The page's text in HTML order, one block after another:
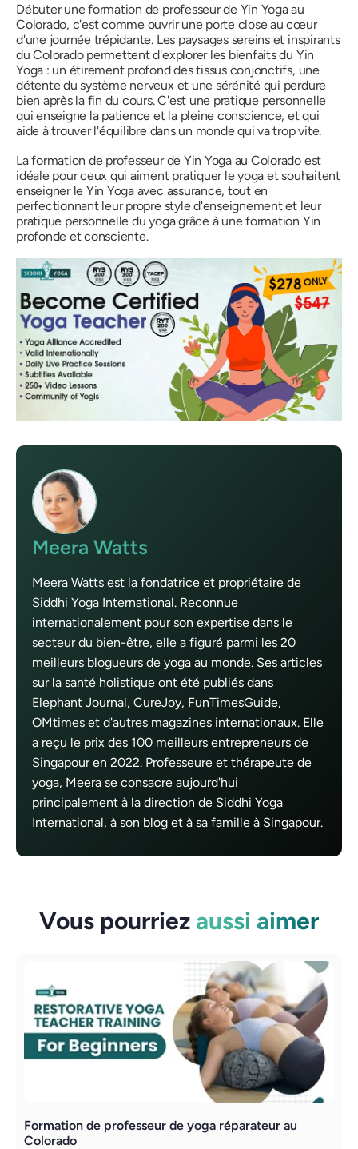
Débuter une formation de professeur de Yin Yoga au
Colorado, c'est comme ouvrir une porte close au cœur
d'une journée trépidante. Les paysages sereins et inspirants
du Colorado permettent d'explorer les bienfaits du Yin
Yoga : un étirement profond des tissus conjonctifs, une
détente du système nerveux et une sérénité qui perdure
bien après la fin du cours. C'est une pratique personnelle
qui enseigne la patience et la pleine conscience, et qui
aide à trouver l'équilibre dans un monde qui va trop vite.
La formation de professeur de Yin Yoga au Colorado est
idéale pour ceux qui aiment pratiquer le yoga et souhaitent
enseigner le Yin Yoga avec assurance, tout en
perfectionnant leur propre style d'enseignement et leur
pratique personnelle du yoga grâce à une formation Yin
profonde et consciente.
Meera Watts
Meera Watts est la fondatrice et propriétaire de
Siddhi Yoga International. Reconnue
internationalement pour son expertise dans le
secteur du bien-être, elle a figuré parmi les 20
meilleurs blogueurs de yoga au monde. Ses articles
sur la santé holistique ont été publiés dans
Elephant Journal, CureJoy, FunTimesGuide,
OMtimes et d'autres magazines internationaux. Elle
a reçu le prix des 100 meilleurs entrepreneurs de
Singapour en 2022. Professeure et thérapeute de
yoga, Meera se consacre aujourd'hui
principalement à la direction de Siddhi Yoga
International, à son blog et à sa famille à Singapour.
Vous pourriez aussi aimer
Formation de professeur de yoga réparateur au
Colorado